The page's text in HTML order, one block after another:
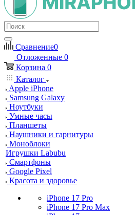
Сравнение0
Отложенные 0
Корзина 0
Каталог
Apple iPhone
Samsung Galaxy
Ноутбуки
Умные часы
Планшеты
Наушники и гарнитуры
Моноблоки
Игрушки Labubu
Смартфоны
Google Pixel
Красота и здоровье
iPhone 17 Pro
iPhone 17 Pro Max